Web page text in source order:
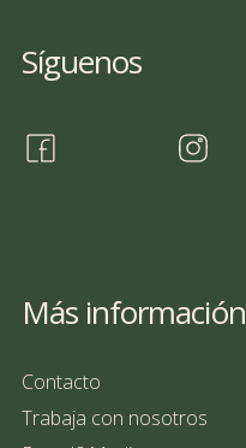
Síguenos
Más información
Contacto
Trabaja con nosotros